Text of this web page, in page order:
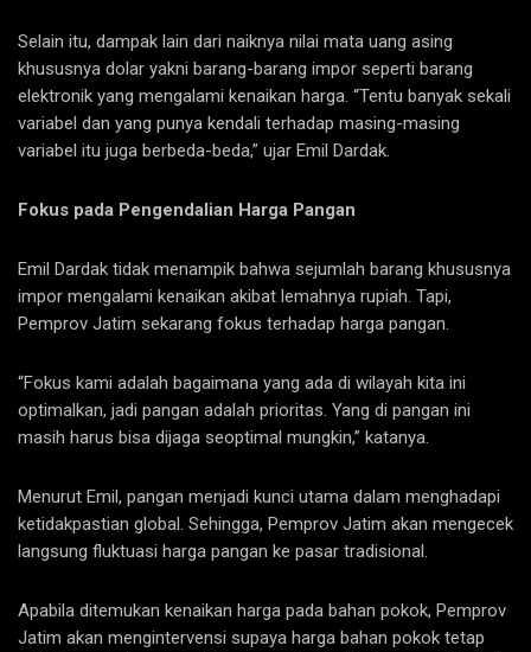
Selain itu, dampak lain dari naiknya nilai mata uang asing
khususnya dolar yakni barang-barang impor seperti barang
elektronik yang mengalami kenaikan harga. “Tentu banyak sekali
variabel dan yang punya kendali terhadap masing-masing
variabel itu juga berbeda-beda,” ujar Emil Dardak.
Fokus pada Pengendalian Harga Pangan
Emil Dardak tidak menampik bahwa sejumlah barang khususnya
impor mengalami kenaikan akibat lemahnya rupiah. Tapi,
Pemprov Jatim sekarang fokus terhadap harga pangan.
“Fokus kami adalah bagaimana yang ada di wilayah kita ini
optimalkan, jadi pangan adalah prioritas. Yang di pangan ini
masih harus bisa dijaga seoptimal mungkin,” katanya.
Menurut Emil, pangan menjadi kunci utama dalam menghadapi
ketidakpastian global. Sehingga, Pemprov Jatim akan mengecek
langsung fluktuasi harga pangan ke pasar tradisional.
Apabila ditemukan kenaikan harga pada bahan pokok, Pemprov
Jatim akan mengintervensi supaya harga bahan pokok tetap